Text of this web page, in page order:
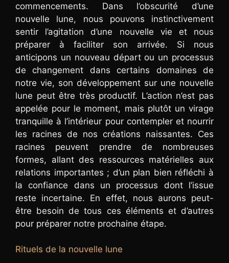
commencements. Dans l’obscurité d’une
nouvelle lune, nous pouvons instinctivement
sentir l’agitation d’une nouvelle vie et nous
préparer à faciliter son arrivée. Si nous
anticipons un nouveau départ ou un processus
de changement dans certains domaines de
notre vie, son développement sur une nouvelle
lune peut être très productif. L’action n’est pas
appelée pour le moment, mais plutôt un virage
tranquille à l’intérieur pour contempler et nourrir
les racines de nos créations naissantes. Ces
racines peuvent prendre de nombreuses
formes, allant des ressources matérielles aux
relations importantes ; d’un plan bien réfléchi à
la confiance dans un processus dont l’issue
reste incertaine. En effet, nous aurons peut-
être besoin de tous ces éléments et d’autres
pour préparer notre prochaine étape.
Rituels de la nouvelle lune